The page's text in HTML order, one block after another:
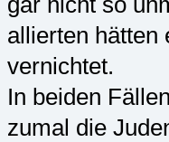
allierten hätten
vernichtet.
In beiden
zumal die